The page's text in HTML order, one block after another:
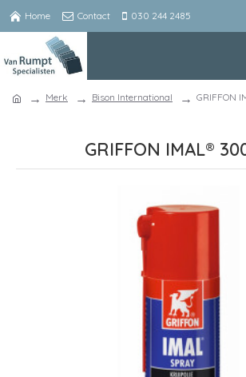
Home Contact 030 244 2485
Merk Bison International GRIFFON
GRIFFON IMAL®